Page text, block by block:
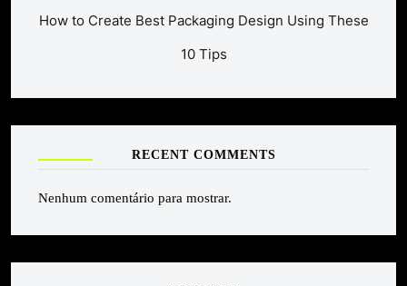
How to Create Best Packaging Design Using These
10 Tips
RECENT COMMENTS
Nenhum comentário para mostrar.